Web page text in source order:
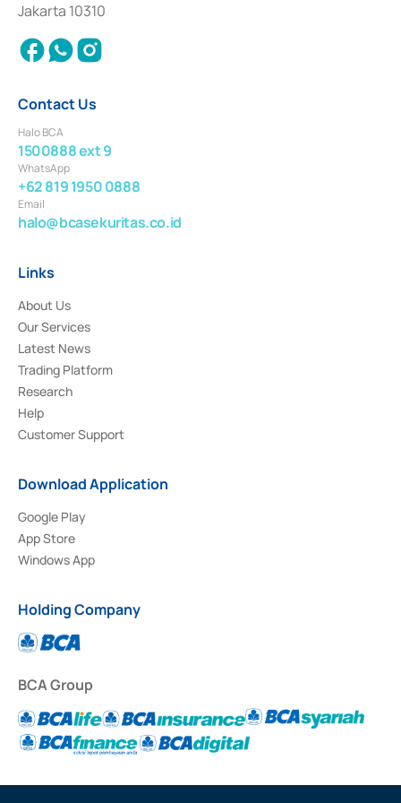
2018.
Jakarta 10310
Contact Us
Halo BCA
1500888 ext 9
WhatsApp
+62 819 1950 0888
Email
halo@bcasekuritas.co.id
Links
About Us
Our Services
Latest News
Trading Platform
Research
Help
Customer Support
Download Application
Google Play
App Store
Windows App
Holding Company
BCA Group